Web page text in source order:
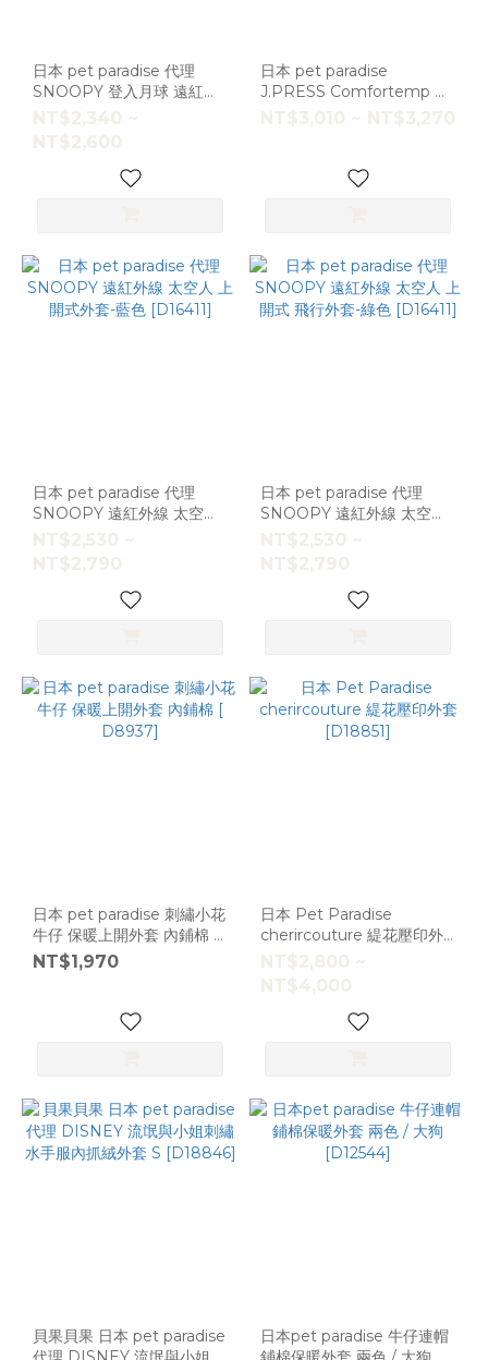
日本 pet paradise 代理
SNOOPY 登入月球 遠紅外
線保暖防風外套[D8963] 大
狗
NT$2,340 ~
NT$2,600
日本 pet paradise
J.PRESS Comfortemp 保
暖防潑水透氣外套 [D8628]
NT$3,010 ~ NT$3,270
日本 pet paradise 代理
SNOOPY 遠紅外線 太空人
NT$2,530 ~
NT$2,790
日本 pet paradise 代理
SNOOPY 遠紅外線 太空人
上開式 飛行外套-綠色
[D16411]
NT$2,530 ~
NT$2,790
日本 pet paradise 刺繡小花
牛仔 保暖上開外套 內鋪棉 [
D8937]
NT$1,970
日本 Pet Paradise
cherircouture 緹花壓印外
套 [D18851]
NT$2,800 ~
NT$4,000
貝果貝果 日本 pet paradise
日本pet paradise 牛仔連帽